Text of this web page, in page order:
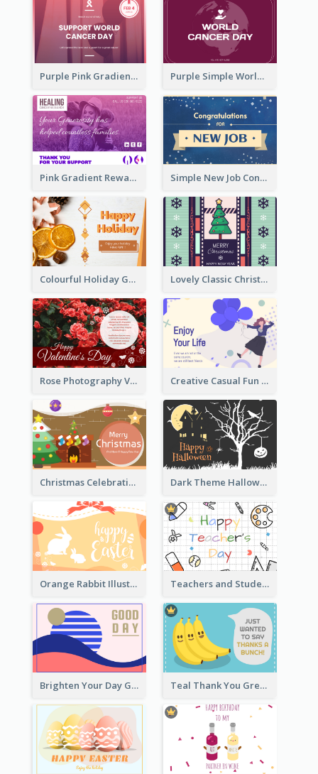
Purple Pink Gradient World Cancer Day Greeting Card Purple Simple World Cancer Day Greeting Card
Pink Gradient Reward For Donation Card Design Simple New Job Congratulations Card In Yellow And Blue
Colourful Holiday Greeting Card In Orange Theme Lovely Classic Christmas Greeting Card Design
Rose Photography Valentine's Day Greeting Card Creative Casual Fun Greeting Card
Christmas Celebration with Illustration Card Dark Theme Halloween Greeting Card
Orange Rabbit Illustration Happy Easter Greeting Card Teachers and Students Greeting Card
Brighten Your Day Greeting Card Teal Thank You Greeting Card Template